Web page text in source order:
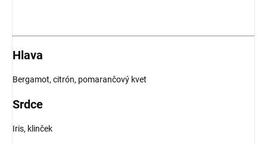
Hlava
Bergamot, citrón, pomarančový kvet
Srdce
Iris, klinček